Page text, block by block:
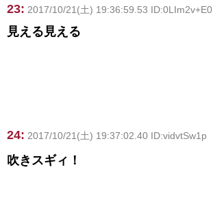
23: 2017/10/21(土) 19:36:59.53 ID:0LIm2v+E0
見える見える
24: 2017/10/21(土) 19:37:02.40 ID:vidvtSw1p
吹きスギィ！